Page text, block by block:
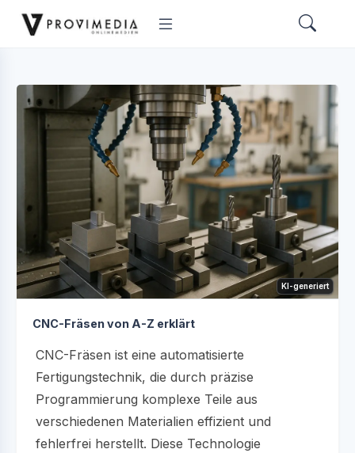
KI-generiert
CNC-Fräsen von A-Z erklärt
CNC-Fräsen ist eine automatisierte
Fertigungstechnik, die durch präzise
Programmierung komplexe Teile aus
verschiedenen Materialien effizient und
fehlerfrei herstellt. Diese Technologie